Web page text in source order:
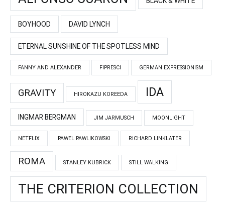
BOYHOOD DAVID LYNCH
ETERNAL SUNSHINE OF THE SPOTLESS MIND
FANNY AND ALEXANDER FIPRESCI GERMAN EXPRESSIONISM
GRAVITY HIROKAZU KOREEDA IDA
INGMAR BERGMAN JIM JARMUSCH MOONLIGHT
NETFLIX PAWEL PAWLIKOWSKI RICHARD LINKLATER
ROMA STANLEY KUBRICK STILL WALKING
THE CRITERION COLLECTION